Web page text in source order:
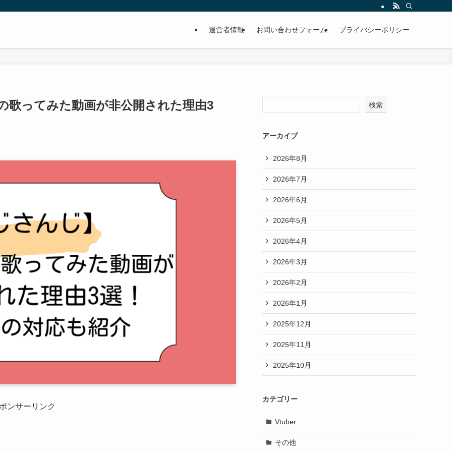
運営者情報 お問い合わせフォーム プライバシーポリシー
歌ってみた動画が非公開された理由3
ンサーリンク
検索
アーカイブ
2026年8月
2026年7月
2026年6月
2026年5月
2026年4月
2026年3月
2026年2月
2026年1月
2025年12月
2025年11月
2025年10月
カテゴリー
Vtuber
その他